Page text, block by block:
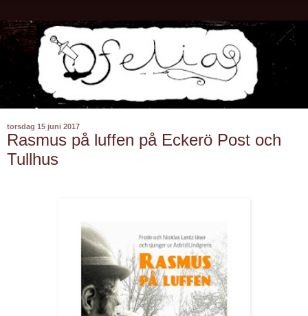
torsdag 15 juni 2017
Rasmus på luffen på Eckerö Post och
Tullhus